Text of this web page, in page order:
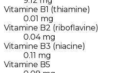
Vitamine B1 (thiamine)
0.01 mg
Vitamine B2 (riboflavine)
0.04 mg
Vitamine B3 (niacine)
0.11 mg
Vitamine B5